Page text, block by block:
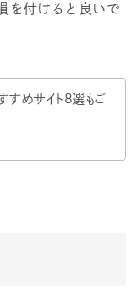
を付けると良いで
すめサイト8選もご